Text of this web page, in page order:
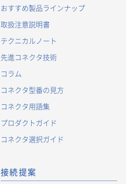
おすすめ製品ラインナップ
取扱注意説明書
テクニカルノート
先進コネクタ技術
コラム
コネクタ型番の見方
コネクタ用語集
プロダクトガイド
コネクタ選択ガイド
接続提案